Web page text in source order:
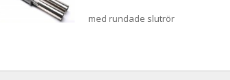
med rundade slutrör